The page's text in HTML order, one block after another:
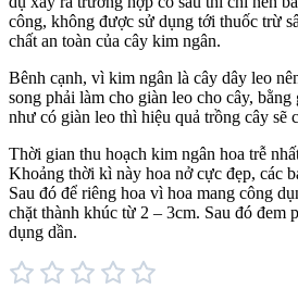
công, không được sử dụng tới thuốc trừ
chất an toàn của cây kim ngân.
Bênh cạnh, vì kim ngân là cây dây leo
song phải làm cho giàn leo cho cây,
như có giàn leo thì hiệu quả trồng cây sẽ
Thời gian thu hoạch kim ngân hoa trễ
Khoảng thời kì này hoa nở cực đẹp, các
Sau đó để riêng hoa vì hoa mang công
chặt thành khúc từ 2 – 3cm. Sau đó đem
dụng dần.